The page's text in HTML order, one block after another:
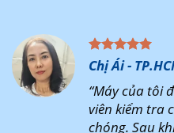
Chị Ái -
“Máy của tôi
viên kiểm tra
chóng. Sau